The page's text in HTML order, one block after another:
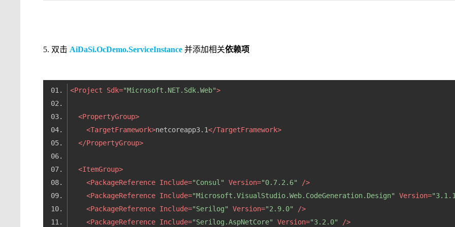
5. 双击 AiDaSi.OcDemo.ServiceInstance并添加相关依赖项
<Project Sdk="Microsoft.NET.Sdk.Web">
<PropertyGroup>
<TargetFramework>netcoreapp3.1</TargetFramework>
</PropertyGroup>
<ItemGroup>
<PackageReference Include="Consul" Version="0.7.2.6"
/>
<PackageReference Include="Microsoft.VisualStudio.Web.CodeGeneration.Design" Version=
<PackageReference Include="Serilog" Version="2.9.0"
/>
<PackageReference Include="Serilog.AspNetCore" Version="3.2.0" />